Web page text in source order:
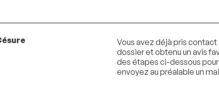
Vous avez déjà pris
dossier et obtenu un avis
des étapes ci-dessous
envoyez au préalable un